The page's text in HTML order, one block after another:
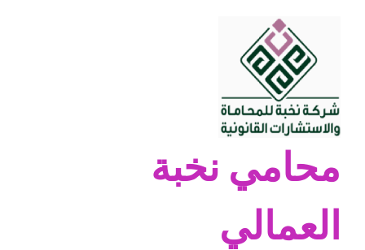
محامي نخبة
العمالي